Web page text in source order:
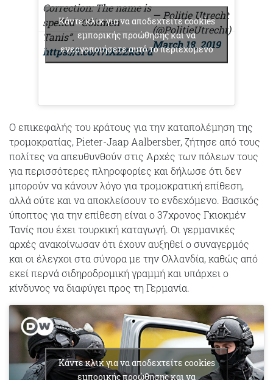
Correction: The name is
spelled “Gökmen
Tanis”.
https://t.co/t7iXZZkGFd
— Politie Utrecht
(@PolitieUtrecht)
March 18, 2019
Κάντε κλικ για να αποδεχτείτε cookies
εμπορικής προώθησης και να
ενεργοποιήσετε αυτό το περιεχόμενο
Ο επικεφαλής του κράτους για την καταπολέμηση της
τρομοκρατίας, Pieter-Jaap Aalbersber, ζήτησε από τους
πολίτες να απευθυνθούν στις Αρχές των πόλεων τους
για περισσότερες πληροφορίες και δήλωσε ότι δεν
μπορούν να κάνουν λόγο για τρομοκρατική επίθεση,
αλλά ούτε και να αποκλείσουν το ενδεχόμενο. Βασικός
ύποπτος για την επίθεση είναι ο 37χρονος Γκιοκμέν
Τανίς που έχει τουρκική καταγωγή. Οι γερμανικές
αρχές ανακοίνωσαν ότι έχουν αυξηθεί ο συναγερμός
και οι έλεγχοι στα σύνορα με την Ολλανδία, καθώς από
εκεί περνά σιδηροδρομική γραμμή και υπάρχει ο
κίνδυνος να διαφύγει προς τη Γερμανία.
Κάντε κλικ για να αποδεχτείτε cookies
εμπορικής προώθησης και να